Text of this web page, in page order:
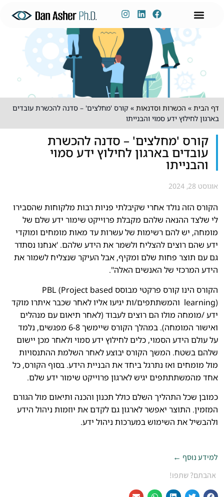
דף הבית » הכשרות וסדנאות » קורס 'מחלצים' – סדנה להכשרת עובדים
בארגון לחילוץ ידע סמוי והבנייתו
קורס 'מחלצים' – סדנה להכשרת
עובדים בארגון לחילוץ ידע סמוי
והבנייתו
אוגוסט 28, 2024
הקורס הזה נולד אחרי שקיבלתי פניות רבות מלקוחות שהסבירו
לי שלצד ההנאה שלהם מקבלת פרוייקט שימור ידע שלם של
מומחה, יש להם רשימות של עשרות עד מאות מומחים ומוקדי
ידע שהם רוצים להצליח ולשמר את הידע שלהם. 'אנחנו נסתדר
גם עם תוצר פחות שלם ומקיף, אבל העיקר שנצליח לשמור את
הידע המרכזי של האנשים האלה".
הקורס הינו קורס פרקטי מבוסס PBL (Project based
learning) והמשתתפים/ות יגיעו אליו לאחר שכבר איתרו מוקד
ידע /מומחה מולו הם רוצים לעבוד (לאחר תיאום עם מנהלים
ואישור המומחה). במהלך הקורס שיימשך 6-8 מפגשים, נלמד
על עולם הידע הסמוי, כלים לחילוץ ידע סמוי ולאחר מכן יישום
שלהם בשטח. המשך הקורס יבוצע לאחר השלמת ההתנסויות
מול מומחים ואז נתרגל ביחד את הבניית הידע. בסוף הקורס, כל
אחד מהמשתתתפים יגיש לארגון פרוייקט שימור ידע שלם.
כמובן שכל התהליך השלם כולל תכנון והכנה ותיאום מול הגורם
המזמין. התוצר יאפשר לארגון גם לקדם את יוזמות ניהול הידע
ולהבשיל את השימוש במערכות ניהול ידע.
למידע נוסף ←
אהבתם? שתפו!